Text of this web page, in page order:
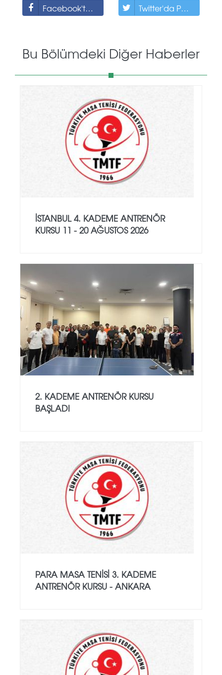
Facebook'ta Paylaş Twitter'da Paylaş
Bu Bölümdeki Diğer Haberler
İSTANBUL 4. KADEME ANTRENÖR
KURSU 11 - 20 AĞUSTOS 2026
2. KADEME ANTRENÖR KURSU
BAŞLADI
PARA MASA TENISI 3. KADEME
ANTRENÖR KURSU - ANKARA